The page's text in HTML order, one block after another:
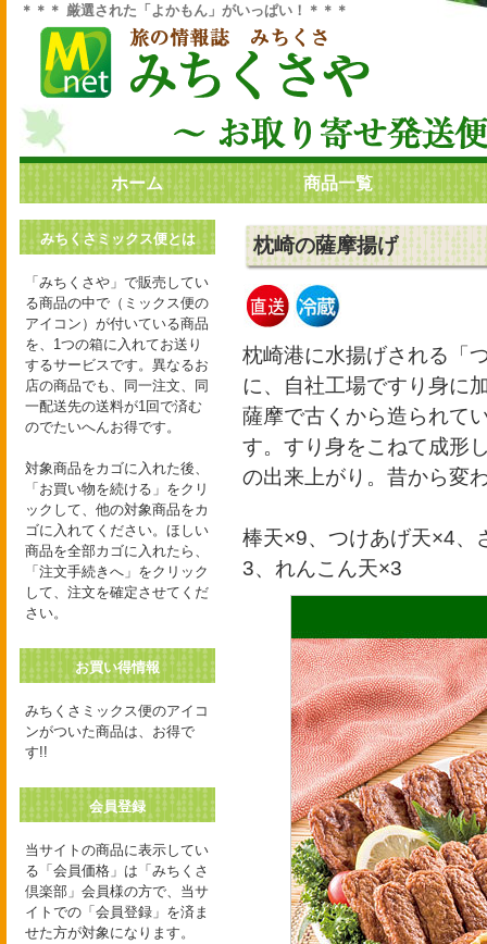
＊＊＊ 厳選された「よかもん」がいっぱい！＊＊＊
ホーム 商品一覧
枕崎の薩摩揚げ
枕崎港に水揚げされる「
に、自社工場ですり身に
薩摩で古くから造られて
す。すり身をこねて成形
の出来上がり。昔から変
棒天×9、つけあげ天×4、
3、れんこん天×3
みちくさミックス便とは
「みちくさや」で販売してい
る商品の中で（ミックス便の
アイコン）が付いている商品
を、1つの箱に入れてお送り
するサービスです。異なるお
店の商品でも、同一注文、同
一配送先の送料が1回で済む
のでたいへんお得です。
対象商品をカゴに入れた後、
「お買い物を続ける」をクリ
ックして、他の対象商品をカ
ゴに入れてください。ほしい
商品を全部カゴに入れたら、
「注文手続きへ」をクリック
して、注文を確定させてくだ
さい。
お買い得情報
みちくさミックス便のアイコ
ンがついた商品は、お得で
す!!
会員登録
当サイトの商品に表示してい
る「会員価格」は「みちくさ
倶楽部」会員様の方で、当サ
イトでの「会員登録」を済ま
せた方が対象になります。